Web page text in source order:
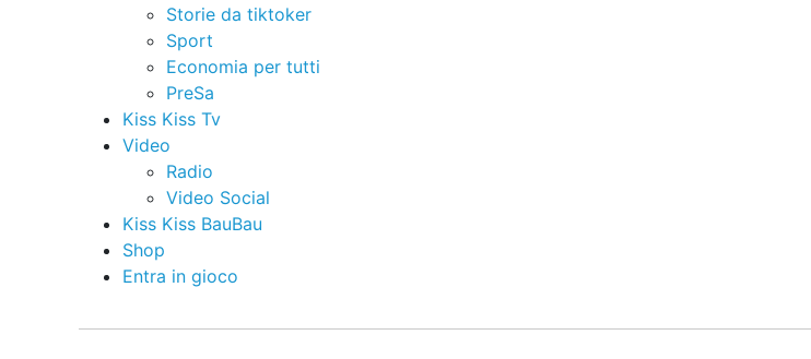
Storie da tiktoker
Sport
Economia per tutti
PreSa
Kiss Kiss Tv
Video
Radio
Video Social
Kiss Kiss BauBau
Shop
Entra in gioco